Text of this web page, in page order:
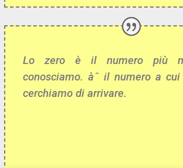
Lo zero è il numero più
conosciamo. àˆ il numero a
cerchiamo di arrivare.